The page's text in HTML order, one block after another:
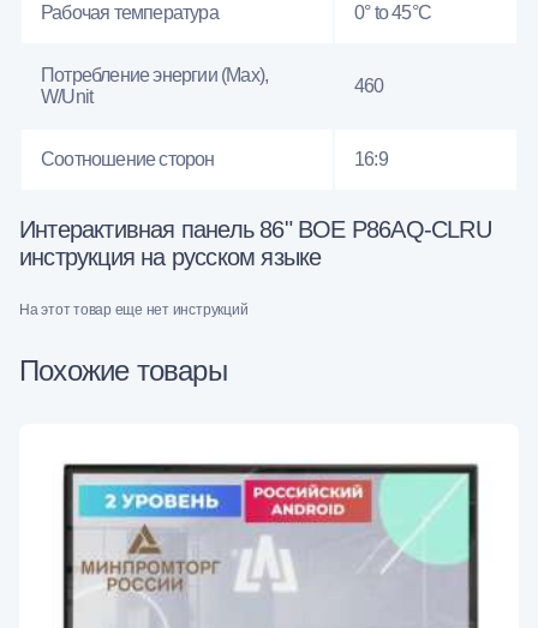
Рабочая температура 0° to 45°C
Потребление энергии (Max),
W/Unit
460
Соотношение сторон 16:9
Интерактивная панель 86" BOE P86AQ-CLRU
инструкция на русском языке
На этот товар еще нет инструкций
Похожие товары